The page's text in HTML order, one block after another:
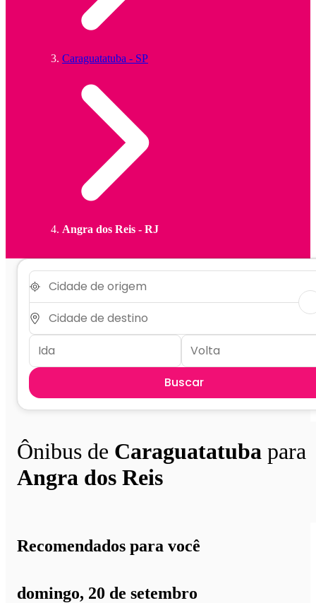
Caraguatatuba - SP
Angra dos Reis - RJ
Buscar
Ônibus de Caraguatatuba para
Angra dos Reis
Recomendados para você
domingo, 20 de setembro